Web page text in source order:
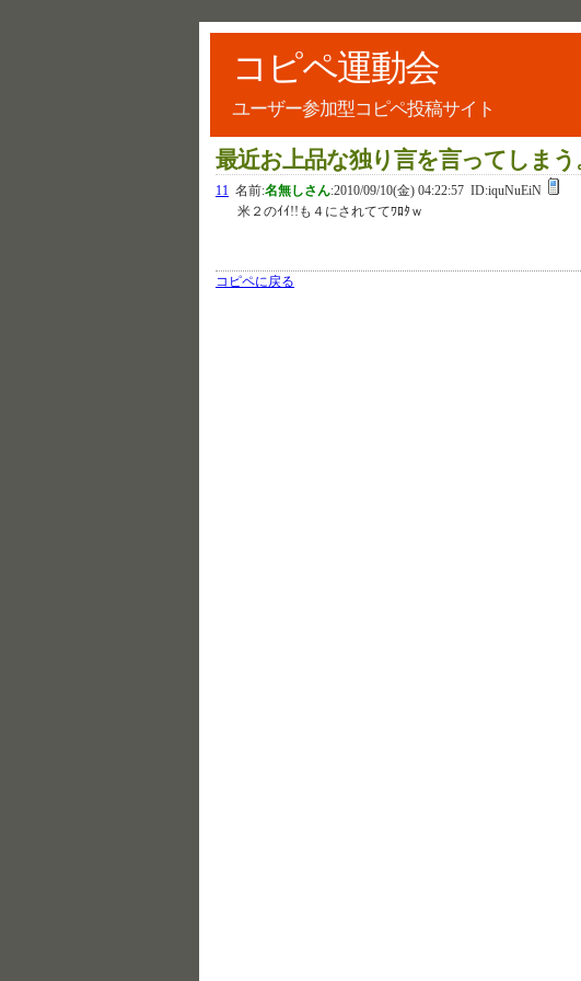
コピペ運動会
ユーザー参加型コピペ投稿サイト
最近お上品な独り言を言ってしま
11 名前:名無しさん:2010/09/10(金) 04:22:57 ID:iquNuEiN
米２のｲｲ!!も４にされててﾜﾛﾀｗ
コピペに戻る